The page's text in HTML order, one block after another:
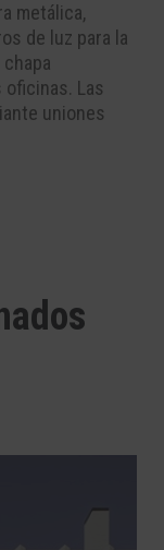
metálica,
de luz para la
oficinas. Las
uniones